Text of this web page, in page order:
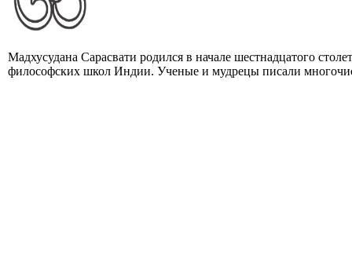
Мадхусудана Сарасвати родился в начале шестнадцатого
философских школ Индии. Ученые и мудрецы писали